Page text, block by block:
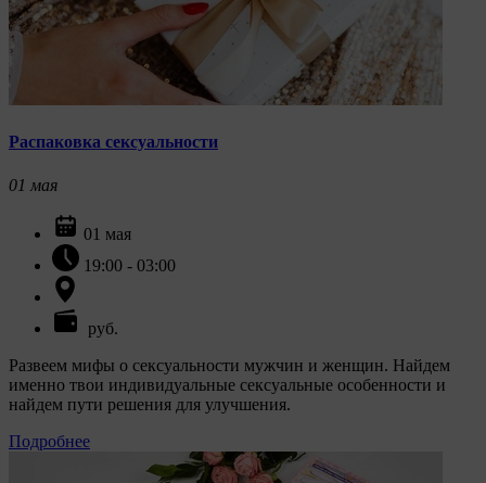
Распаковка сексуальности
01 мая
01 мая
19:00 - 03:00
руб.
Развеем мифы о сексуальности мужчин и женщин. Найдем
именно твои индивидуальные сексуальные особенности и
найдем пути решения для улучшения.
Подробнее